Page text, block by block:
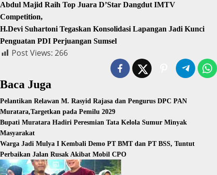
Abdul Majid Raih Top Juara D’Star Dangdut IMTV
Competition,
H.Devi Suhartoni Tegaskan Konsolidasi Lapangan Jadi Kunci
Penguatan PDI Perjuangan Sumsel
Post Views: 266
Baca Juga
Pelantikan Relawan M. Rasyid Rajasa dan Pengurus DPC PAN
Muratara,Targetkan pada Pemilu 2029
Bupati Muratara Hadiri Peresmian Tata Kelola Sumur Minyak
Masyarakat
Warga Jadi Mulya I Kembali Demo PT BMT dan PT BSS, Tuntut
Perbaikan Jalan Rusak Akibat Mobil CPO